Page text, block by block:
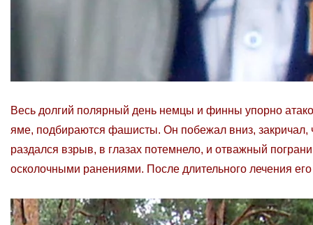
Весь долгий полярный день немцы и финны упорно
яме, подбираются фашисты. Он побежал вниз,
раздался взрыв, в глазах потемнело, и отважный
осколочными ранениями. После длительного лечения